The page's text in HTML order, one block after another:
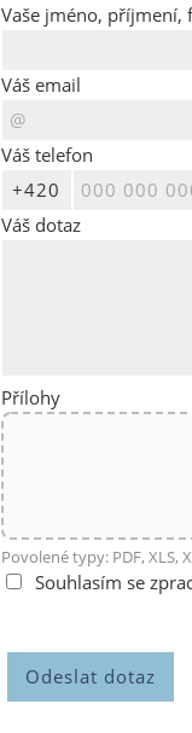
Vaše jméno, příjmení,
Váš email
Váš telefon
Váš dotaz
Přílohy
Povolené typy: PDF, XLS,
Souhlasím se